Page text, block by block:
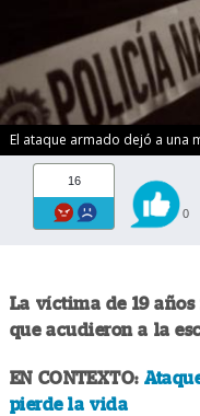
El ataque armado dejó a una
16
0
La víctima de 19
que acudieron a la
EN CONTEXTO:
pierde la vida